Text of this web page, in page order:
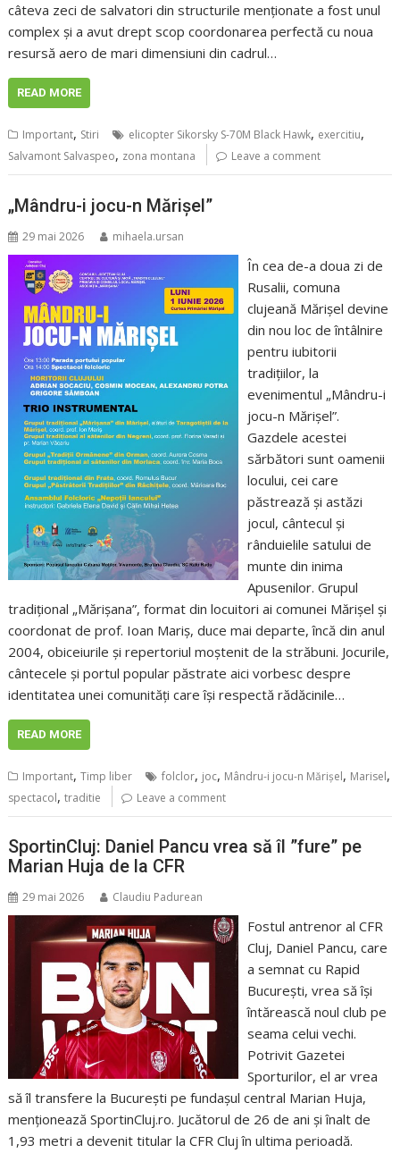
câteva zeci de salvatori din structurile menționate a fost unul
complex și a avut drept scop coordonarea perfectă cu noua
resursă aero de mari dimensiuni din cadrul…
READ MORE
Important, Stiri elicopter Sikorsky S-70M Black Hawk, exercitiu,
Salvamont Salvaspeo, zona montana Leave a comment
„Mândru-i jocu-n Mărișel”
29 mai 2026 mihaela.ursan
În cea de-a doua zi de
Rusalii, comuna
clujeană Mărișel devine
din nou loc de întâlnire
pentru iubitorii
tradițiilor, la
evenimentul „Mândru-i
jocu-n Mărișel”.
Gazdele acestei
sărbători sunt oamenii
locului, cei care
păstrează și astăzi
jocul, cântecul și
rânduielile satului de
munte din inima
Apusenilor. Grupul
tradițional „Mărișana”, format din locuitori ai comunei Mărișel și
coordonat de prof. Ioan Mariș, duce mai departe, încă din anul
2004, obiceiurile și repertoriul moștenit de la străbuni. Jocurile,
cântecele și portul popular păstrate aici vorbesc despre
identitatea unei comunități care își respectă rădăcinile…
READ MORE
Important,Timp liber folclor, joc, Mândru-i jocu-n Mărișel, Marisel,
spectacol,traditie Leave a comment
SportinCluj: Daniel Pancu vrea să îl ”fure” pe
Marian Huja de la CFR
29 mai 2026 Claudiu Padurean
Fostul antrenor al CFR
Cluj, Daniel Pancu, care
a semnat cu Rapid
București, vrea să își
întărească noul club pe
seama celui vechi.
Potrivit Gazetei
Sporturilor, el ar vrea
să îl transfere la București pe fundașul central Marian Huja,
menționează SportinCluj.ro. Jucătorul de 26 de ani și înalt de
1,93 metri a devenit titular la CFR Cluj în ultima perioadă.